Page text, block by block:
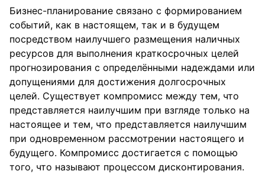
Бизнес-планирование связано с формированием
событий, как в настоящем, так и в будущем
посредством наилучшего размещения наличных
ресурсов для выполнения краткосрочных целей
прогнозирования с определёнными надеждами или
допущениями для достижения долгосрочных
целей. Существует компромисс между тем, что
представляется наилучшим при взгляде только на
настоящее и тем, что представляется наилучшим
при одновременном рассмотрении настоящего и
будущего. Компромисс достигается с помощью
того, что называют процессом дисконтирования.